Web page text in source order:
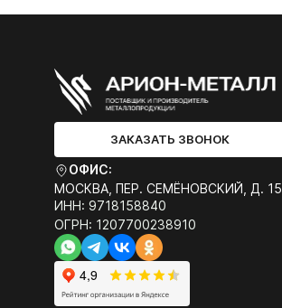
ЗАКАЗАТЬ ЗВОНОК
ОФИС:
МОСКВА, ПЕР. СЕМЁНОВСКИЙ, Д. 15
ИНН: 9718158840
ОГРН: 1207700238910